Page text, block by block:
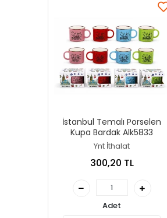
İstanbul Temalı Porselen
Kupa Bardak Alk5833
Ynt İthalat
300,20 TL
Adet